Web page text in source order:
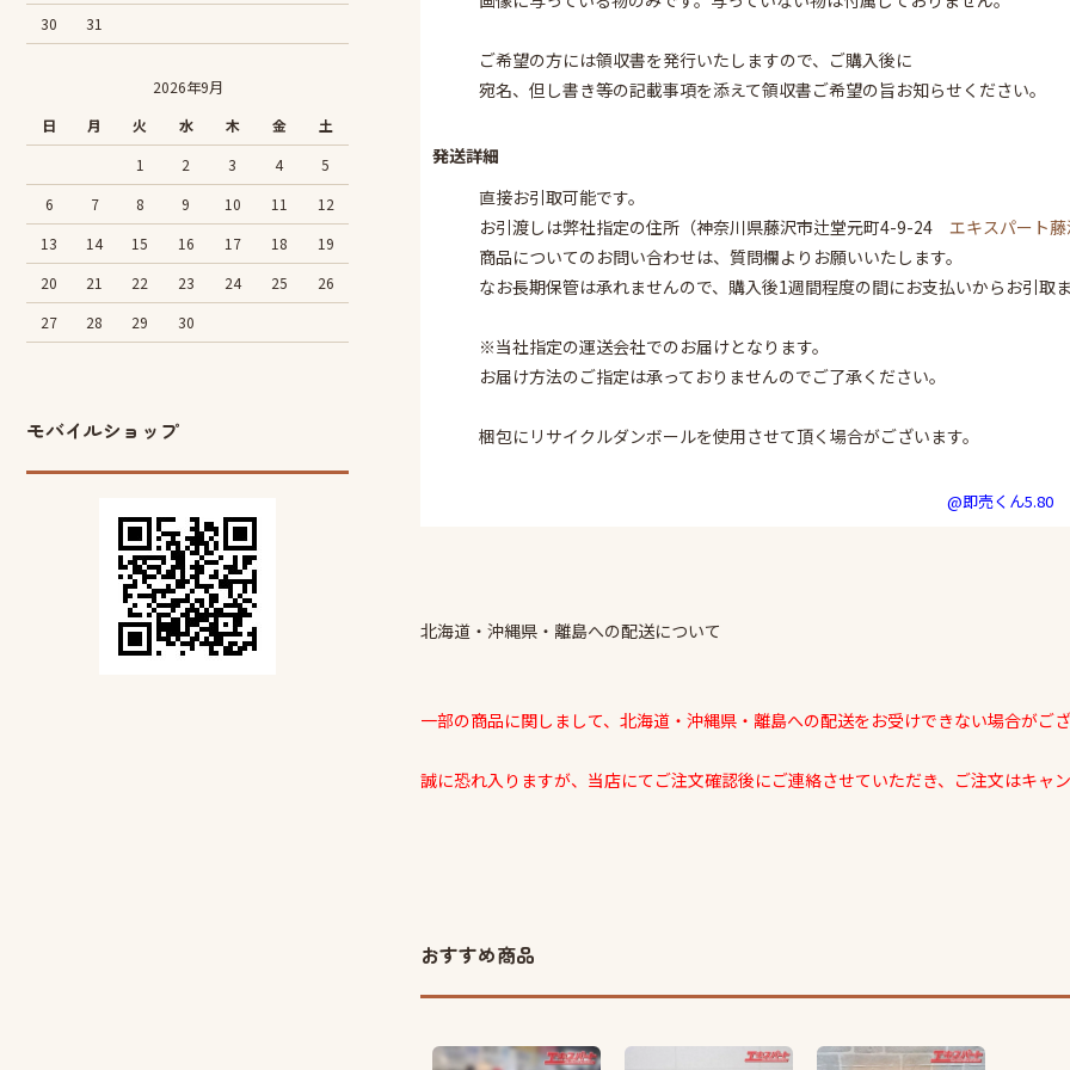
30 31
2026年9月
日
月 火 水 木 金
土
1
2 3 4
5
6
7 8 9 10 11
12
13
14 15 16 17 18
19
20
21 22 23 24 25
26
27
28 29 30
モバイルショップ
ご希望の方には領収書を発行いたしますので、ご購入後に
宛名、但し書き等の記載事項を添えて領収書ご希望の旨お知らせください。
発送詳細
直接お引取可能です。
お引渡しは弊社指定の住所（神奈川県藤沢市辻堂元町4-9-24 エキスパート
商品についてのお問い合わせは、質問欄よりお願いいたします。
なお長期保管は承れませんので、購入後1週間程度の間にお支払いからお引取
※当社指定の運送会社でのお届けとなります。
お届け方法のご指定は承っておりませんのでご了承ください。
梱包にリサイクルダンボールを使用させて頂く場合がございます。
@即売くん5.80
北海道・沖縄県・離島への配送について
一部の商品に関しまして、北海道・沖縄県・離島への配送をお受けできない場合がご
誠に恐れ入りますが、当店にてご注文確認後にご連絡させていただき、ご注文はキャ
おすすめ商品